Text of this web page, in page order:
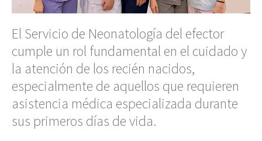
El Servicio de Neonatología del efector
cumple un rol fundamental en el cuidado y
la atención de los recién nacidos,
especialmente de aquellos que requieren
asistencia médica especializada durante
sus primeros días de vida.